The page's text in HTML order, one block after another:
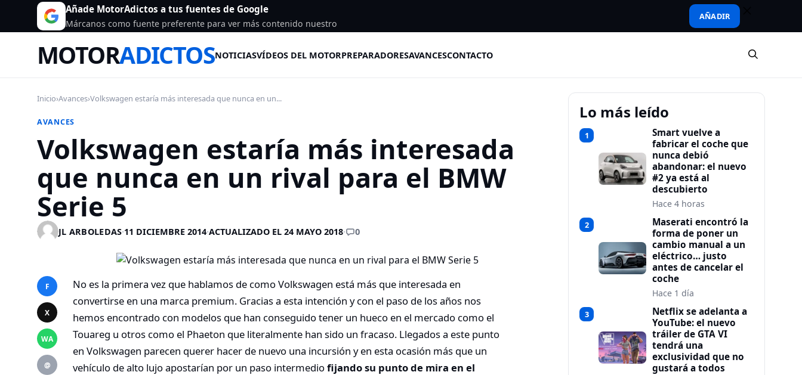
Añade MotorAdictos a tus fuentes de Google
Márcanos como fuente preferente para ver más contenido nuestro
AÑADIR
MOTORADICTOSNOTICIASVÍDEOS DEL MOTORPREPARADORESAVANCESCONTACTO
Inicio›Avances›Volkswagen estaría más interesada que nunca en un...
AVANCES
Volkswagen estaría más interesada
que nunca en un rival para el BMW
Serie 5
JL ARBOLEDAS·11 DICIEMBRE 2014·ACTUALIZADO EL 24 MAYO 2018· 0
F
X
WA
@
No es la primera vez que hablamos de como Volkswagen está más que interesada en
convertirse en una marca premium. Gracias a esta intención y con el paso de los años nos
hemos encontrado con modelos que han conseguido tener un hueco en el mercado como el
Touareg u otros como el Phaeton que literalmente han sido un fracaso. Llegados a este punto
en Volkswagen parecen querer hacer de nuevo una incursión y en esta ocasión más que un
vehículo de alto lujo apostarían por un paso intermediofijando su punto de mira en el
Lo más leído
1
Smart vuelve a
fabricar el coche que
nunca debió
abandonar: el nuevo
#2 ya está al
descubierto
Hace 4 horas
2
Maserati encontró la
forma de poner un
cambio manual a un
eléctrico… justo
antes de cancelar el
coche
Hace 1 día
3
Netflix se adelanta a
YouTube: el nuevo
tráiler de GTA VI
tendrá una
exclusividad que no
gustará a todos